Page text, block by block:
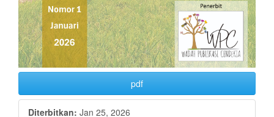
pdf
Diterbitkan: Jan 25, 2026